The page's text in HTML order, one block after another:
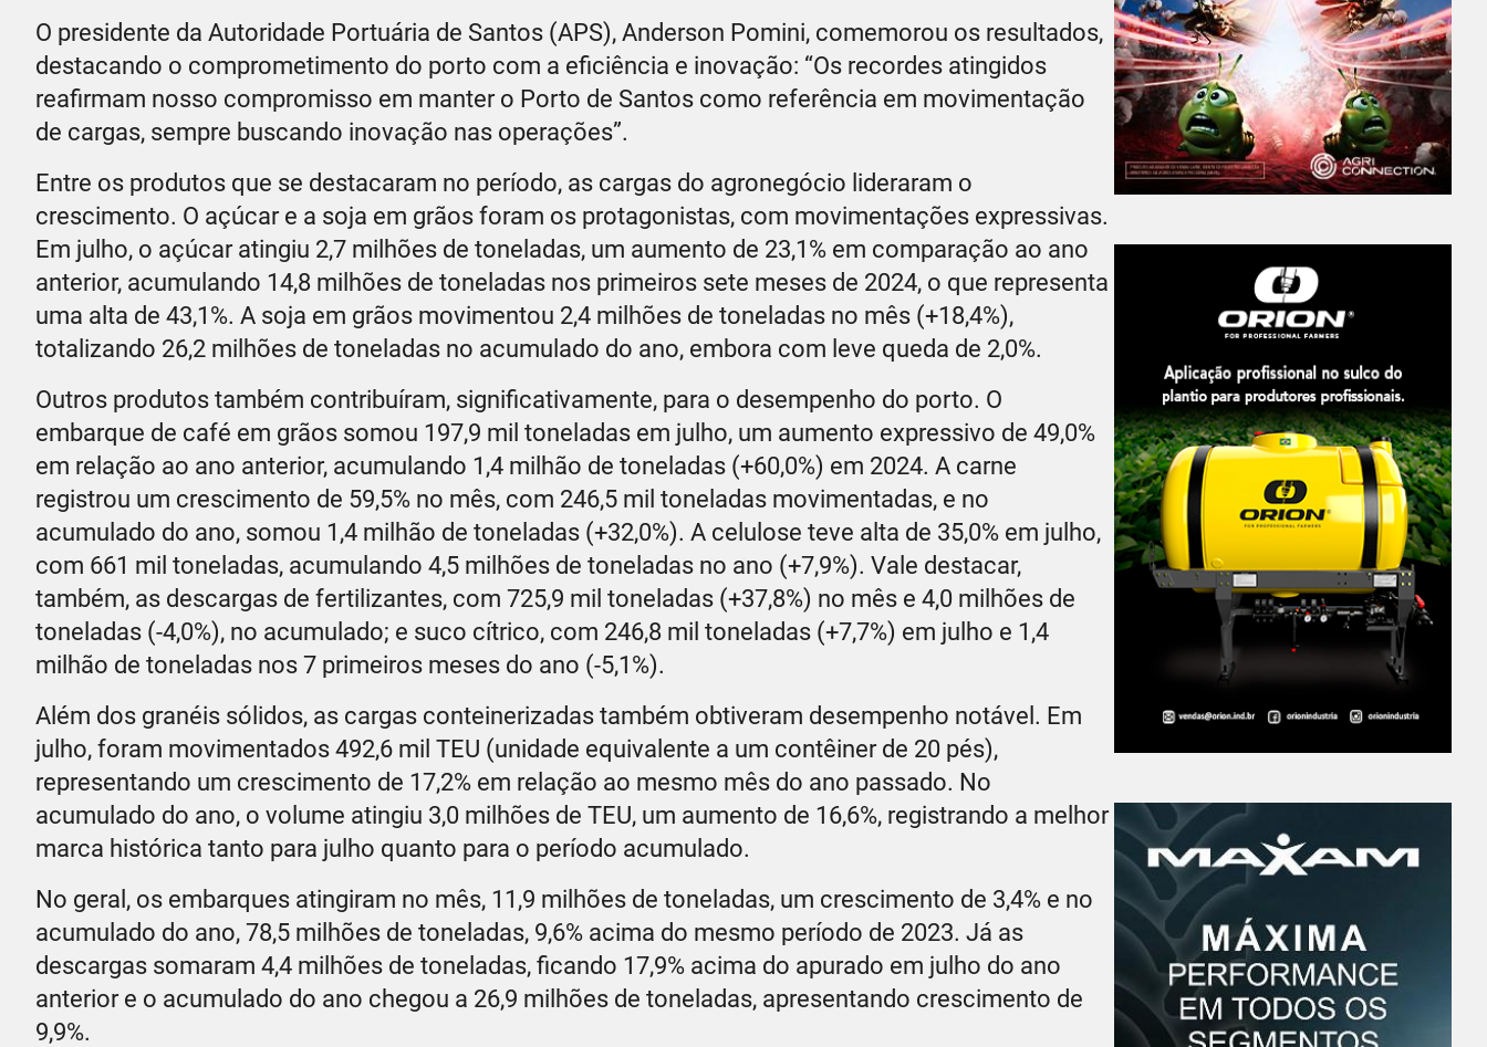
O presidente da Autoridade Portuária de Santos (APS), Anderson Pomini, comemorou os resultados,
destacando o comprometimento do porto com a eficiência e inovação: “Os recordes atingidos
reafirmam nosso compromisso em manter o Porto de Santos como referência em movimentação
de cargas, sempre buscando inovação nas operações”.
Entre os produtos que se destacaram no período, as cargas do agronegócio lideraram o
crescimento. O açúcar e a soja em grãos foram os protagonistas, com movimentações expressivas.
Em julho, o açúcar atingiu 2,7 milhões de toneladas, um aumento de 23,1% em comparação ao ano
anterior, acumulando 14,8 milhões de toneladas nos primeiros sete meses de 2024, o que representa
uma alta de 43,1%. A soja em grãos movimentou 2,4 milhões de toneladas no mês (+18,4%),
totalizando 26,2 milhões de toneladas no acumulado do ano, embora com leve queda de 2,0%.
Outros produtos também contribuíram, significativamente, para o desempenho do porto. O
embarque de café em grãos somou 197,9 mil toneladas em julho, um aumento expressivo de 49,0%
em relação ao ano anterior, acumulando 1,4 milhão de toneladas (+60,0%) em 2024. A carne
registrou um crescimento de 59,5% no mês, com 246,5 mil toneladas movimentadas, e no
acumulado do ano, somou 1,4 milhão de toneladas (+32,0%). A celulose teve alta de 35,0% em julho,
com 661 mil toneladas, acumulando 4,5 milhões de toneladas no ano (+7,9%). Vale destacar,
também, as descargas de fertilizantes, com 725,9 mil toneladas (+37,8%) no mês e 4,0 milhões de
toneladas (-4,0%), no acumulado; e suco cítrico, com 246,8 mil toneladas (+7,7%) em julho e 1,4
milhão de toneladas nos 7 primeiros meses do ano (-5,1%).
Além dos granéis sólidos, as cargas conteinerizadas também obtiveram desempenho notável. Em
julho, foram movimentados 492,6 mil TEU (unidade equivalente a um contêiner de 20 pés),
representando um crescimento de 17,2% em relação ao mesmo mês do ano passado. No
acumulado do ano, o volume atingiu 3,0 milhões de TEU, um aumento de 16,6%, registrando a melhor
marca histórica tanto para julho quanto para o período acumulado.
No geral, os embarques atingiram no mês, 11,9 milhões de toneladas, um crescimento de 3,4% e no
acumulado do ano, 78,5 milhões de toneladas, 9,6% acima do mesmo período de 2023. Já as
descargas somaram 4,4 milhões de toneladas, ficando 17,9% acima do apurado em julho do ano
anterior e o acumulado do ano chegou a 26,9 milhões de toneladas, apresentando crescimento de
9,9%.